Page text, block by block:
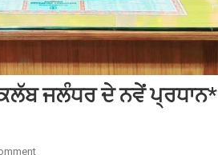
ਜਲੰਧਰ ਦੇ ਨਵੇਂ ਪ੍ਰਧਾਨ*
On